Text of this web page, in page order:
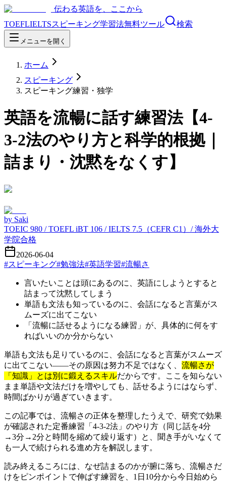
伝わる英語を、ここから
TOEFLIELTSスピーキング学習法無料ツール 検索
メニューを開く
ホーム
スピーキング
スピーキング練習・独学
英語を流暢に話す練習法【4-
3-2法のやり方と科学的根拠｜
詰まり・沈黙をなくす】
by Saki
TOEIC 980 / TOEFL iBT 106 / IELTS 7.5（CEFR C1）/ 海外大
学院合格
2026-06-04
#スピーキング#勉強法#英語学習#流暢さ
言いたいことは頭にあるのに、英語にしようとすると
詰まって沈黙してしまう
単語も文法も知っているのに、会話になると言葉がス
ムーズに出てこない
「流暢に話せるようになる練習」が、具体的に何をす
ればいいのか分からない
単語も文法も足りているのに、会話になると言葉がスムーズ
に出てこない——その原因は努力不足ではなく、 流暢さが
「知識」とは別に鍛えるスキルだからです。ここを知らない
まま単語や文法だけを増やしても、話せるようにはならず、
時間ばかりが過ぎていきます。
この記事では、流暢さの正体を整理したうえで、研究で効果
が確認された定番練習「4-3-2法」のやり方（同じ話を4分
→3分→2分と時間を縮めて繰り返す）と、聞き手がいなくて
も一人で続けられる進め方を解説します。
読み終えるころには、なぜ詰まるのかが腑に落ち、流暢さだ
けをピンポイントで伸ばす練習を、1日10分から今日始めら